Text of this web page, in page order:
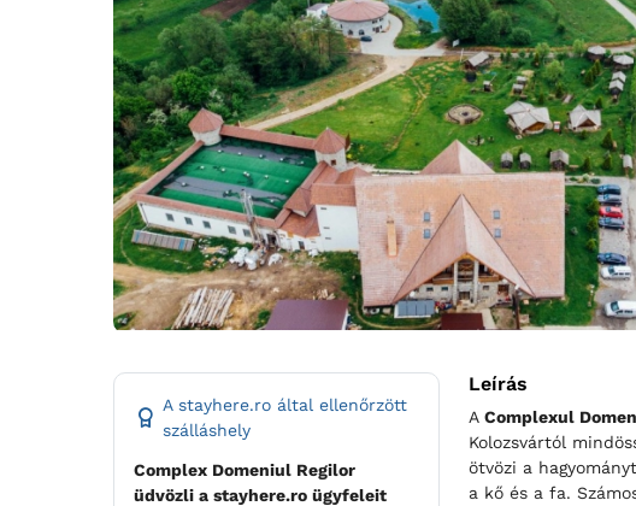
A stayhere.ro által ellenőrzött
szálláshely
Complex Domeniul Regilor
üdvözli a stayhere.ro ügyfeleit
Leírás
A Complexul
Kolozsvártól
ötvözi a
a kő és a fa.